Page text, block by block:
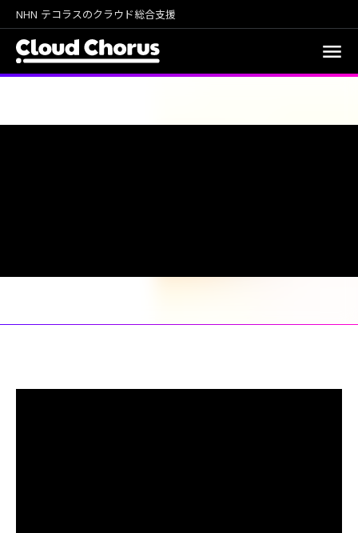
NHN テコラスのクラウド総合支援